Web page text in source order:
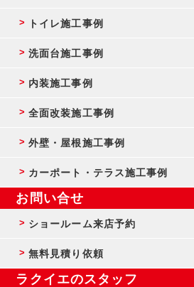
トイレ施工事例
洗面台施工事例
内装施工事例
全面改装施工事例
外壁・屋根施工事例
カーポート・テラス施工事例
お問い合せ
ショールーム来店予約
無料見積り依頼
ラクイエのスタッフ